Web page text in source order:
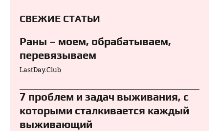
СВЕЖИЕ СТАТЬИ
Раны – моем, обрабатываем,
перевязываем⁠⁠
LastDay.Club
7 проблем и задач выживания, с
которыми сталкивается каждый
выживающий